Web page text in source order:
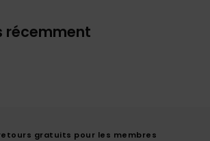
récemment
gratuits pour les membres